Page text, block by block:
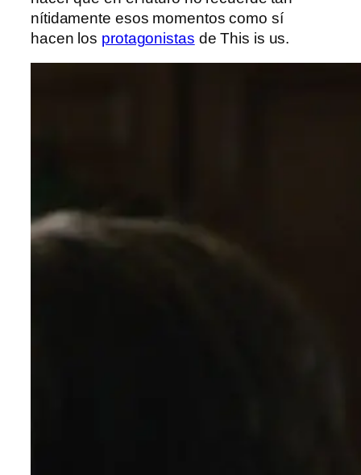
nítidamente esos momentos como sí
hacen los protagonistas de This is us.